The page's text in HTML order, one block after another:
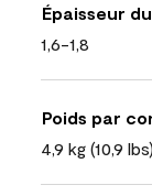
Épaisseur
1,6-1,8
Poids par
4,9 kg (10,9 lbs)